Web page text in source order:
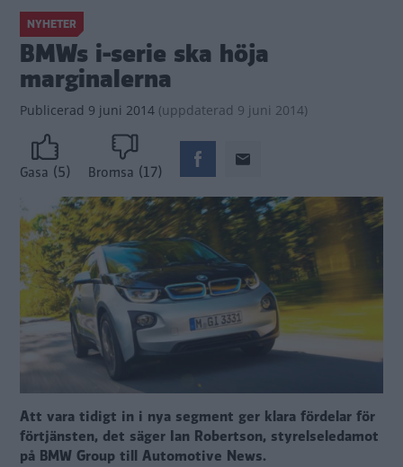
NYHETER
BMWs i-serie ska höja
marginalerna
Publicerad 9 juni 2014 (uppdaterad 9 juni 2014)
Gasa (5) Bromsa (17)
Att vara tidigt in i nya segment ger klara fördelar för
förtjänsten, det säger Ian Robertson, styrelseledamot
på BMW Group till Automotive News.